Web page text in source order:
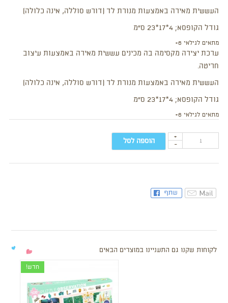
העששית מאירה באמצעות מנורת לד (דורש סוללה, אינה כלולה)
גודל הקופסא; 4*17*23 ס”מ
מתאים לגילאי 6+
ערכת יצירה מקסימה בה מכינים עששית מאירה באמצעות עיצוב
חריטה.
העששית מאירה באמצעות מנורת לד (דורש סוללה, אינה כלולה)
גודל הקופסא; 4*17*23 ס”מ
מתאים לגילאי 6+
-
+ הוספה לסל
לקוחות שקנו גם התעניינו במוצרים הבאים
חדש!